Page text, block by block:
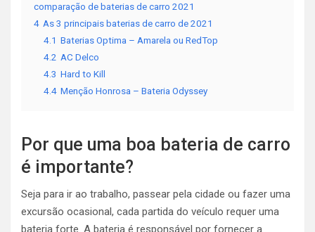
comparação de baterias de carro 2021
4 As 3 principais baterias de carro de 2021
4.1 Baterias Optima – Amarela ou RedTop
4.2 AC Delco
4.3 Hard to Kill
4.4 Menção Honrosa – Bateria Odyssey
Por que uma boa bateria de carro
é importante?
Seja para ir ao trabalho, passear pela cidade ou fazer uma
excursão ocasional, cada partida do veículo requer uma
bateria forte. A bateria é responsável por fornecer a